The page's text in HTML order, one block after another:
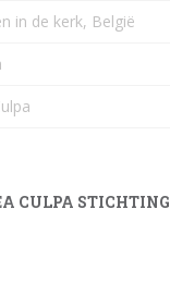
in de kerk, België
CULPA STICHTING